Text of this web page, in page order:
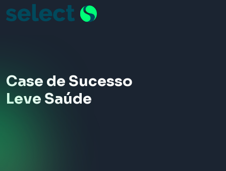
Pular para o conteúdo
Menu de Navegação
Case de Sucesso
Leve Saúde